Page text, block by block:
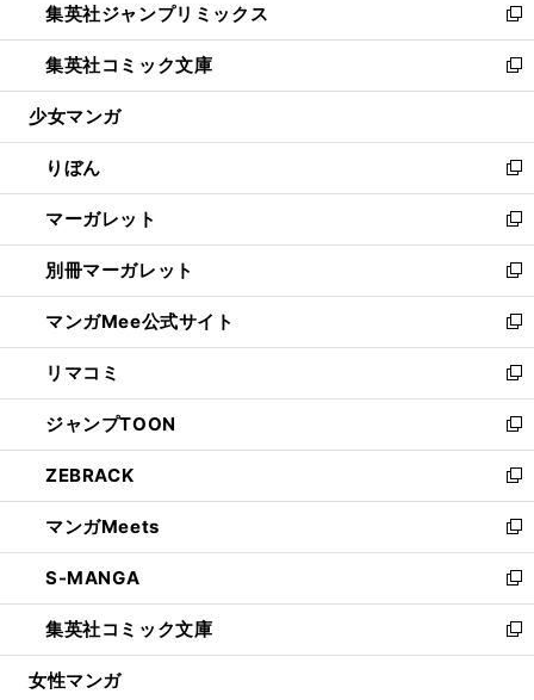
く
で
開
く
ド
ウ
で
開
ィ
ン
ド
ウ
開
く
い
ウ
ィ
ン
ウ
で
開
く
集英社ジャンプリミックス
新
し
い
ウ
ン
ド
ウ
で
開
く
集英社コミック文庫
新
し
ウ
ィ
ン
ド
ウ
で
開
く
少女マンガ
りぼん
新
し
い
ウ
ィ
ン
ド
ウ
で
開
く
マーガレット
新
し
い
ウ
ィ
ン
ド
ウ
で
開
く
別冊マーガレット
新
し
い
ウ
ィ
ン
ド
ウ
で
開
く
マンガMee公式サイト
新
し
い
ウ
ィ
ン
ド
ウ
で
開
く
リマコミ
新
し
い
ウ
ィ
ン
ド
ウ
で
開
く
ジャンプTOON
新
し
い
ウ
ィ
ン
ド
ウ
で
開
ZEBRACK
新
し
い
ウ
ィ
ン
ド
ウ
マンガMeets
新
し
い
ウ
ィ
ン
S-MANGA
新
し
い
ウ
集英社コミック文庫
新
し
女性マンガ